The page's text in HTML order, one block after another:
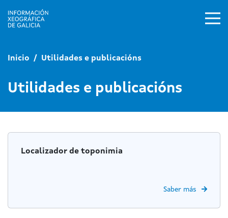
Inicio Utilidades e publicacións
Utilidades e publicacións
Localizador de toponimia
Saber más